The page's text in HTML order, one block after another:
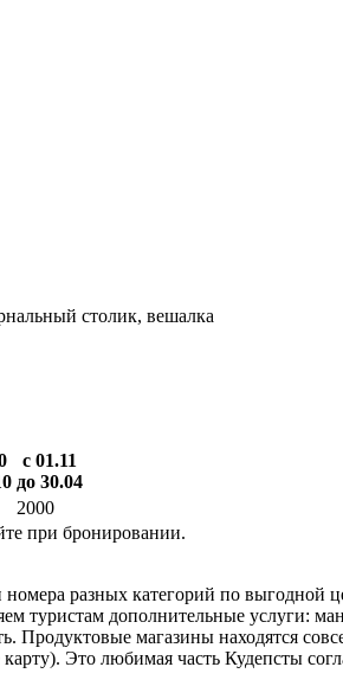
столик, вешалка
с 01.11
до 30.04
2000
при бронировании.
разных категорий по выгодной
туристам дополнительные услуги:
Продуктовые магазины находятся
Это любимая часть Кудепсты